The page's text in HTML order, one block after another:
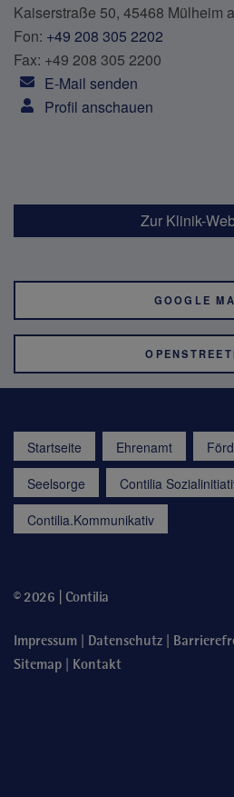
Kaiserstraße 50, 45468 Mülheim
Fon: +49 208 305 2202
Fax: +49 208 305 2200
E-Mail senden
Profil anschauen
Zur Klinik-
GOOGLE
Startseite Ehrenamt
Seelsorge
Contilia
Contilia.Kommunikativ
© 2026 | Contilia
Impressum | Datenschutz |
Sitemap | Kontakt